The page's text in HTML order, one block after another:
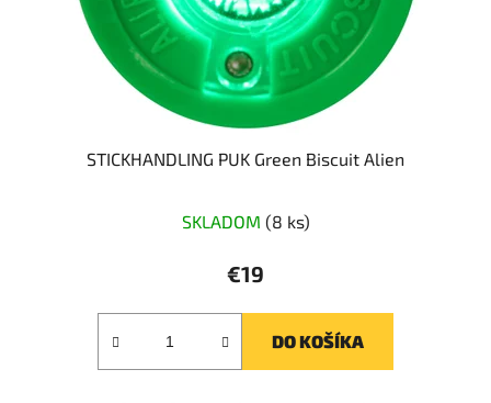
STICKHANDLING PUK Green Biscuit Alien
SKLADOM (8 ks)
€19
DO KOŠÍKA